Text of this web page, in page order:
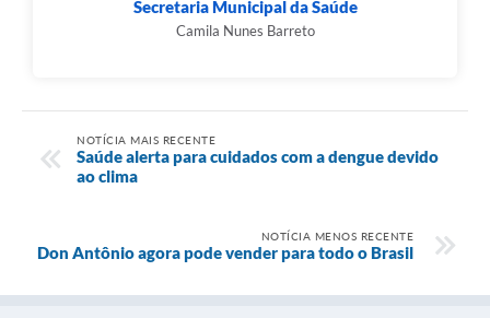
Secretaria Municipal da Saúde
Camila Nunes Barreto
NOTÍCIA MAIS RECENTE
Saúde alerta para cuidados com a dengue devido
ao clima
NOTÍCIA MENOS RECENTE
Don Antônio agora pode vender para todo o Brasil